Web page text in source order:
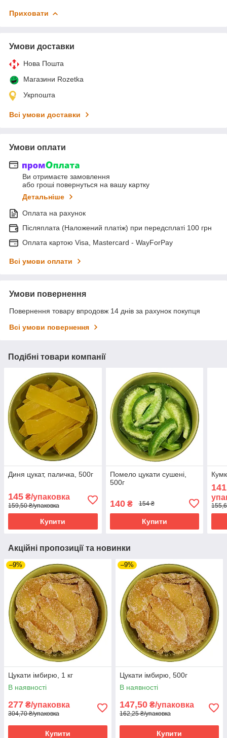
Приховати
Умови доставки
Нова Пошта
Магазини Rozetka
Укрпошта
Всі умови доставки
Умови оплати
Ви отримаєте замовлення
або гроші повернуться на вашу картку
Детальніше
Оплата на рахунок
Післяплата (Наложений платіж) при передсплаті 100 грн
Оплата картою Visa, Mastercard - WayForPay
Всі умови оплати
Умови повернення
Повернення товару впродовж 14 днів за рахунок покупця
Всі умови повернення
Подібні товари компанії
Диня цукат, паличка, 500г
145 ₴/упаковка
159,50 ₴/упаковка
Купити
Помело цукати сушені,
500г
140₴ 154 ₴
Купити
Акційні пропозиції та новинки
–9%
Цукати імбирю, 1 кг
В наявності
277 ₴/упаковка
304,70 ₴/упаковка
Купити
–9%
Цукати імбирю, 500г
В наявності
147,50 ₴/упаковка
162,25 ₴/упаковка
Купити